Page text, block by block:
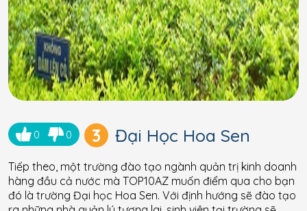
0 0 3 Đại Học Hoa Sen
Tiếp theo, một trường đào tạo ngành quản trị kinh doanh
hàng đầu cả nước mà TOP10AZ muốn điểm qua cho bạn
đó là trường Đại học Hoa Sen. Với định hướng sẽ đào tạo